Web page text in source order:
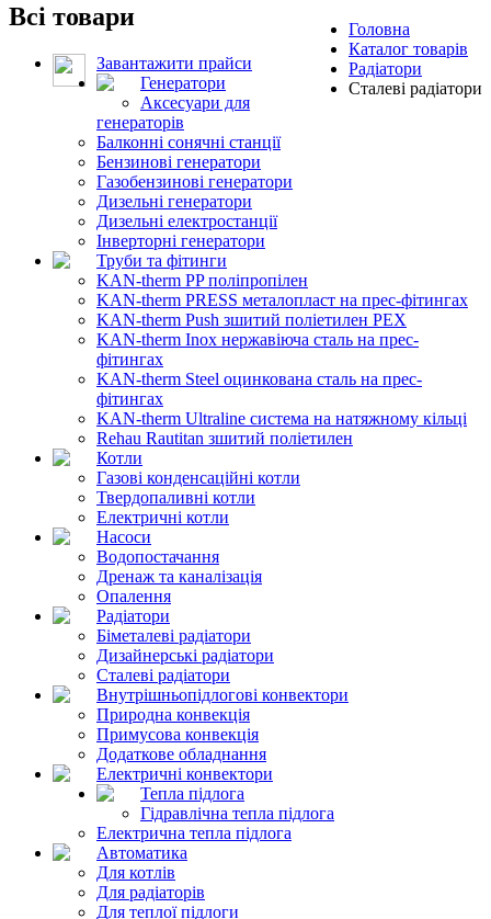
Головна
Каталог товарів
Радіатори
Сталеві радіатори
Всі товари
Завантажити прайси
Генератори
Аксесуари для
генераторів
Балконні сонячні станції
Бензинові генератори
Газобензинові генератори
Дизельні генератори
Дизельні електростанції
Інверторні генератори
Труби та фітинги
KAN-therm PP поліпропілен
KAN-therm PRESS металопласт на прес-фітингах
KAN-therm Push зшитий поліетилен PEX
KAN-therm Inox нержавіюча сталь на прес-
фітингах
KAN-therm Steel оцинкована сталь на прес-
фітингах
KAN-therm Ultraline система на натяжному кільці
Rehau Rautitan зшитий поліетилен
Котли
Газові конденсаційні котли
Твердопаливні котли
Електричні котли
Насоси
Водопостачання
Дренаж та каналізація
Опалення
Радіатори
Біметалеві радіатори
Дизайнерські радіатори
Сталеві радіатори
Внутрішньопідлогові конвектори
Природна конвекція
Примусова конвекція
Додаткове обладнання
Електричні конвектори
Тепла підлога
Гідравлічна тепла підлога
Електрична тепла підлога
Автоматика
Для котлів
Для радіаторів
Для теплої підлоги